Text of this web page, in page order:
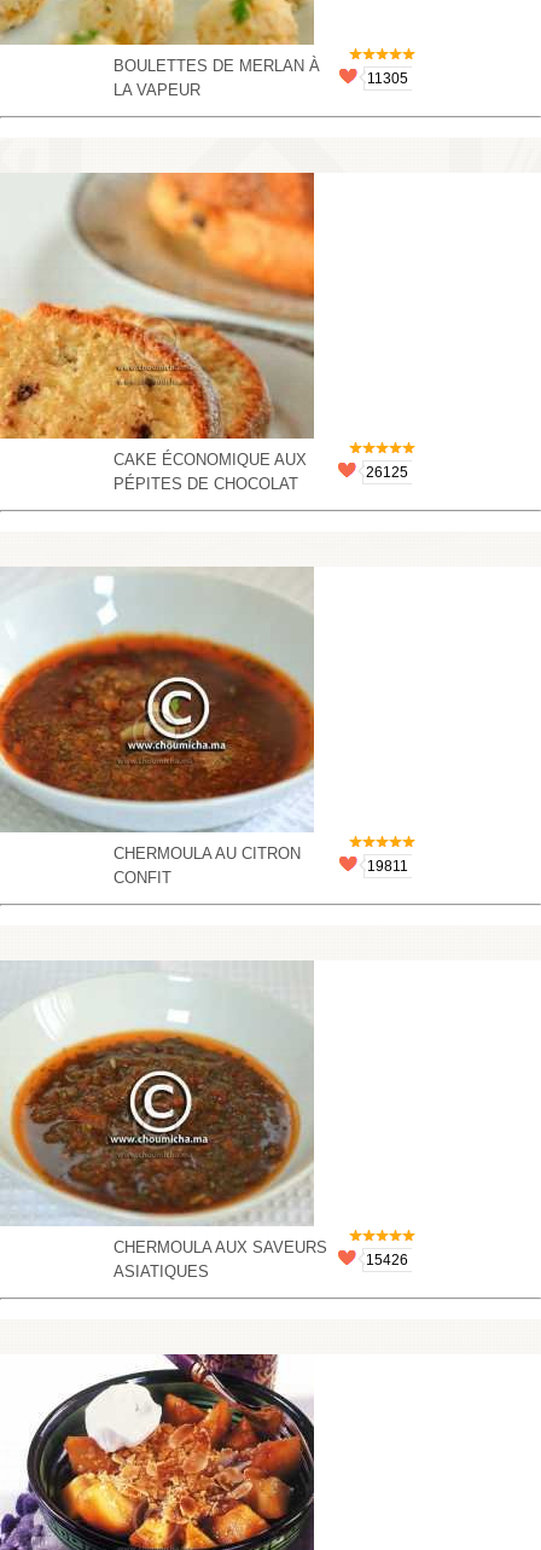
BOULETTES DE MERLAN À
LA VAPEUR
11305
CAKE ÉCONOMIQUE AUX
PÉPITES DE CHOCOLAT
26125
CHERMOULA AU CITRON
CONFIT
19811
CHERMOULA AUX SAVEURS
ASIATIQUES
15426